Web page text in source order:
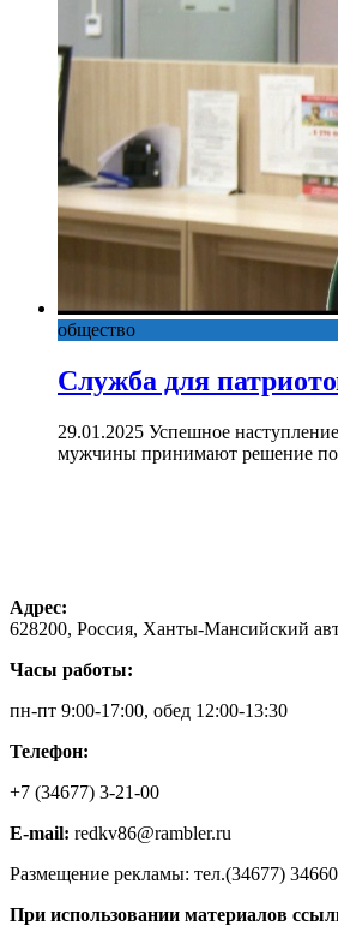
общество
Служба для
29.01.2025 Успешное
мужчины принимают решение
Адрес:
628200, Россия, Ханты-Мансийский
Часы работы:
пн-пт 9:00-17:00, обед 12:00-13:30
Телефон:
+7 (34677) 3-21-00
E-mail: redkv86@rambler.ru
Размещение рекламы: тел.(34677)
При использовании материалов